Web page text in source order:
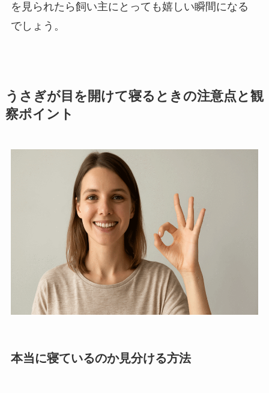
を見られたら飼い主にとっても嬉しい瞬間になる
でしょう。
うさぎが目を開けて寝るときの注意点と観
察ポイント
本当に寝ているのか見分ける方法